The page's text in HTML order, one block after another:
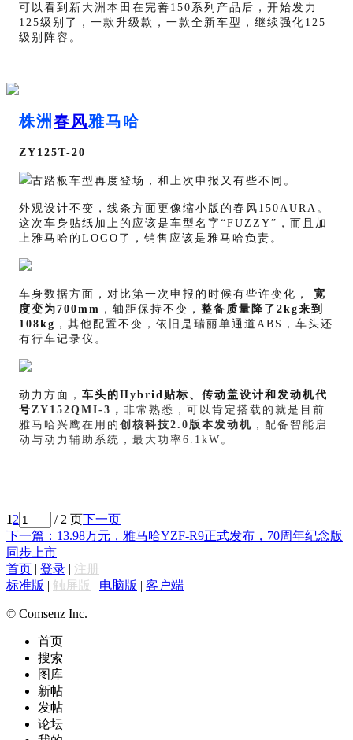
可以看到新大洲本田在完善150系列产品后，开始发力
125级别了，一款升级款，一款全新车型，继续强化125
级别阵容。
株洲 春风雅马哈
ZY125T-20
古踏板车型再度登场，和上次申报又有些不同。
外观设计不变，线条方面更像缩小版的春风150AURA。
这次车身贴纸加上的应该是车型名字“FUZZY”，而且加
上雅马哈的LOGO了，销售应该是雅马哈负责。
车身数据方面，对比第一次申报的时候有些许变化， 宽
度变为700mm ，轴距保持不变， 整备质量降了2kg来到
108kg ，其他配置不变，依旧是瑞丽单通道ABS，车头还
有行车记录仪。
动力方面， 车头的Hybrid贴标、传动盖设计和发动机代
号 ZY152QMI-3， 非常熟悉，可以肯定搭载的就是目前
雅马哈兴鹰在用的 创核科技2.0版本发动机 ， 配备智能启
动与动力辅助系统， 最大功率6.1kW。
12 / 2 页下一页
下一篇：13.98万元，雅马哈YZF-R9正式发布，70周年纪念版
同步上市
首页 | 登录 | 注册
标准版 | 触屏版 | 电脑版 | 客户端
© Comsenz Inc.
首页
搜索
图库
新帖
发帖
论坛